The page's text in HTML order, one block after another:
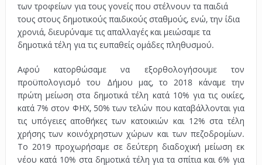
των τροφείων για τους γονείς που στέλνουν τα παιδιά
τους στους δημοτικούς παιδικούς σταθμούς, ενώ, την ίδια
χρονιά, διευρύναμε τις απαλλαγές και μειώσαμε τα
δημοτικά τέλη για τις ευπαθείς ομάδες πληθυσμού.
Αφού κατορθώσαμε να εξορθολογήσουμε τον
προϋπολογισμό του Δήμου μας, το 2018 κάναμε την
πρώτη μείωση στα δημοτικά τέλη κατά 10% για τις οικίες,
κατά 7% στον ΦΗΧ, 50% των τελών που καταβάλλονται για
τις υπόγειες αποθήκες των κατοικιών και 12% στα τέλη
χρήσης των κοινόχρηστων χώρων και των πεζοδρομίων.
Το 2019 προχωρήσαμε σε δεύτερη διαδοχική μείωση εκ
νέου κατά 10% στα δημοτικά τέλη για τα σπίτια και 6% για